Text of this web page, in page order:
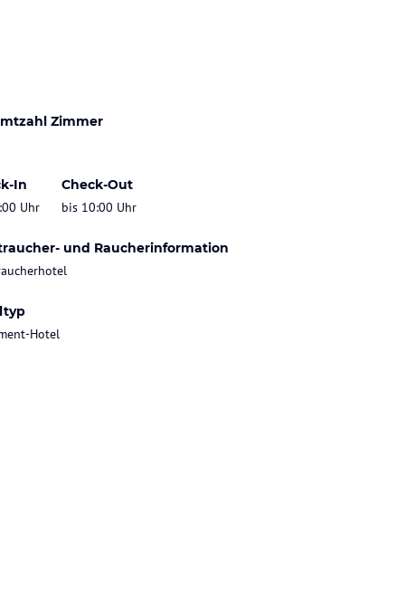
Zimmer
In
Uhr
Check-Out
bis 10:00 Uhr
und Raucherinformation
Hotel